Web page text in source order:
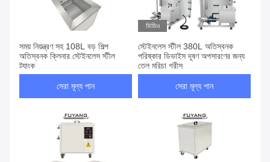
সময় নিয়ন্ত্রণ সহ 108L বড় শিল্প
অতিস্বনক ক্লিনার স্টেইনলেস স্টীল
ট্যাংক
সেরা মূল্য পান
ভিডিও
স্টেইনলেস স্টীল 380L অতিস্বনক
পরিষ্কার ডিভাইস দূষণ অপসারণের জন্য
তেল মরিচা গ্রীস
সেরা মূল্য পান